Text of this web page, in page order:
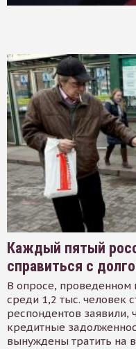
Каждый пятый
справиться с
В опросе, проведенном
среди 1,2 тыс. человек
респондентов заявили,
кредитные
вынуждены тратить на